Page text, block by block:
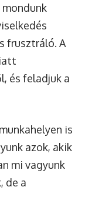
frusztráló. A
és feladjuk a
is
azok, akik
mi vagyunk
de a